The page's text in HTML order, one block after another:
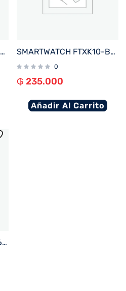
SMARTWATCH FTXK10-PK 45MM ROSA ANDROID%2FIOS%2FBT%2FFREC. CARD%2FNOTIFICACIONES SMARTWATCH FTXK10-BL 45MM AZUL ANDROID%2FIOS%2FBT%2FFREC. CARD%2FNOTIFICACIONES
0
₲ 235.000
Añadir Al Carrito
IMPRESORA EPSON L4360 ECOTANK IMP%2FCOP%2FSCA%2FWIFI%2FUSB%2FBIVOLT